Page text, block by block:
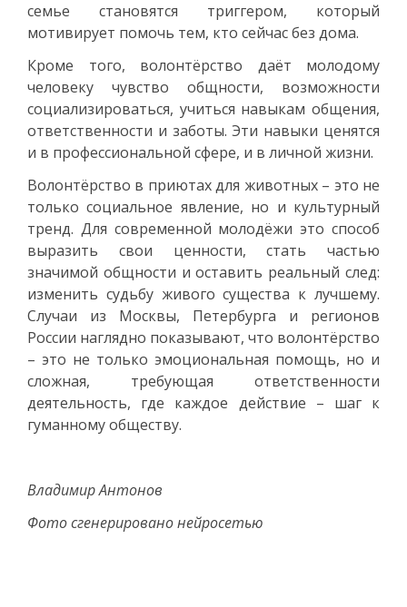
семье становятся триггером, который
мотивирует помочь тем, кто сейчас без дома.
Кроме того, волонтёрство даёт молодому
человеку чувство общности, возможности
социализироваться, учиться навыкам общения,
ответственности и заботы. Эти навыки ценятся
и в профессиональной сфере, и в личной жизни.
Волонтёрство в приютах для животных – это не
только социальное явление, но и культурный
тренд. Для современной молодёжи это способ
выразить свои ценности, стать частью
значимой общности и оставить реальный след:
изменить судьбу живого существа к лучшему.
Случаи из Москвы, Петербурга и регионов
России наглядно показывают, что волонтёрство
– это не только эмоциональная помощь, но и
сложная, требующая ответственности
деятельность, где каждое действие – шаг к
гуманному обществу.
Владимир Антонов
Фото сгенерировано нейросетью